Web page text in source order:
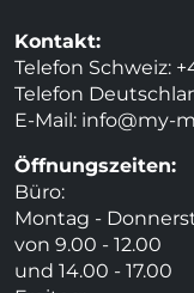
Kontakt:
Telefon Schweiz:
Telefon
E-Mail: info@my-
Öffnungszeiten:
Büro:
Montag -
von 9.00 - 12.00
und 14.00 - 17.00